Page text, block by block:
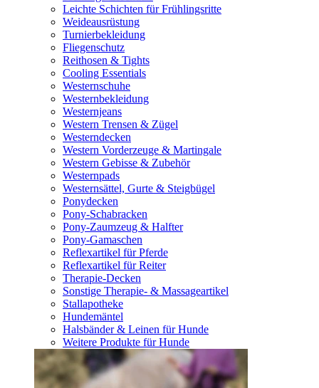
Leichte Schichten für Frühlingsritte
Weideausrüstung
Turnierbekleidung
Fliegenschutz
Reithosen & Tights
Cooling Essentials
Westernschuhe
Westernbekleidung
Westernjeans
Western Trensen & Zügel
Westerndecken
Western Vorderzeuge & Martingale
Western Gebisse & Zubehör
Westernpads
Westernsättel, Gurte & Steigbügel
Ponydecken
Pony-Schabracken
Pony-Zaumzeug & Halfter
Pony-Gamaschen
Reflexartikel für Pferde
Reflexartikel für Reiter
Therapie-Decken
Sonstige Therapie- & Massageartikel
Stallapotheke
Hundemäntel
Halsbänder & Leinen für Hunde
Weitere Produkte für Hunde